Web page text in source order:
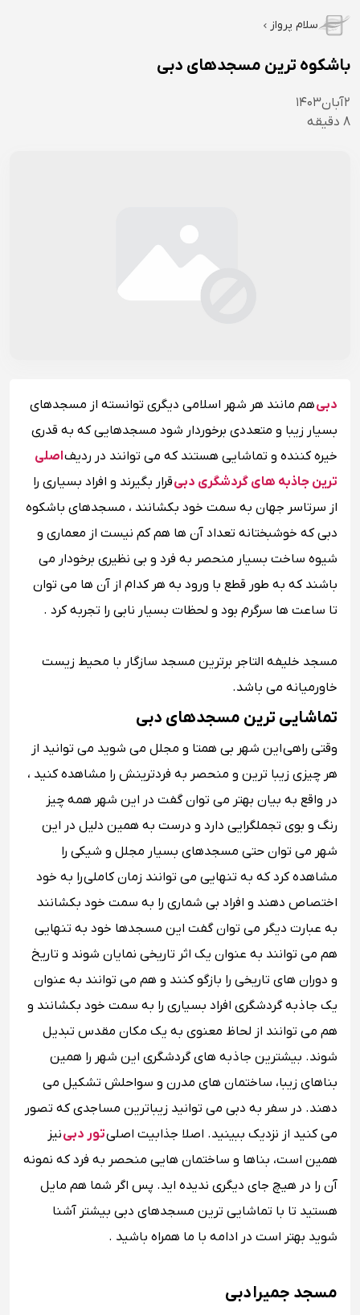
سلام پرواز
باشکوه ترین مسجدهای دبی
۲آبان۱۴۰۳
8 دقیقه
دبیهم مانند هر شهر اسلامی دیگری توانسته از مسجدهای
بسیار زیبا و متعددی برخوردار شود مسجدهایی که به قدری
خیره کننده و تماشایی هستند که می توانند در ردیفاصلی
ترین جاذبه های گردشگری دبیقرار بگیرند و افراد بسیاری را
از سرتاسر جهان به سمت خود بکشانند ، مسجدهای باشکوه
دبی که خوشبختانه تعداد آن ها هم کم نیست از معماری و
شیوه ساخت بسیار منحصر به فرد و بی نظیری برخودار می
باشند که به طور قطع با ورود به هر کدام از آن ها می توان
تا ساعت ها سرگرم بود و لحظات بسیار نابی را تجربه کرد .
مسجد خلیفه التاجر برترین مسجد سازگار با محیط زیست
خاورمیانه می باشد.
تماشایی ترین مسجدهای دبی
وقتی راهی این شهر بی همتا و مجلل می شوید می توانید از
هر چیزی زیبا ترین و منحصر به فردترینش را مشاهده کنید ،
در واقع به بیان بهتر می توان گفت در این شهر همه چیز
رنگ و بوی تجملگرایی دارد و درست به همین دلیل در این
شهر می توان حتی مسجدهای بسیار مجلل و شیکی را
مشاهده کرد که به تنهایی می توانند زمان کاملی را به خود
اختصاص دهند و افراد بی شماری را به سمت خود بکشانند
به عبارت دیگر می توان گفت این مسجدها خود به تنهایی
هم می توانند به عنوان یک اثر تاریخی نمایان شوند و تاریخ
و دوران های تاریخی را بازگو کنند و هم می توانند به عنوان
یک جاذبه گردشگری افراد بسیاری را به سمت خود بکشانند و
هم می توانند از لحاظ معنوی به یک مکان مقدس تبدیل
شوند. بیشترین جاذبه های گردشگری این شهر را همین
بناهای زیبا، ساختمان های مدرن و سواحلش تشکیل می
دهند. در سفر به دبی می توانید زیباترین مساجدی که تصور
می کنید از نزدیک ببینید. اصلا جذابیت اصلیتور دبینیز
همین است، بناها و ساختمان هایی منحصر به فرد که نمونه
آن را در هیچ جای دیگری ندیده اید. پس اگر شما هم مایل
هستید تا با تماشایی ترین مسجدهای دبی بیشتر آشنا
شوید بهتر است در ادامه با ما همراه باشید .
مسجد جمیرا دبی